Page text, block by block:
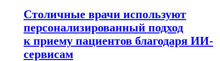
Столичные врачи используют
персонализированный подход
к приему пациентов благодаря ИИ-
сервисам